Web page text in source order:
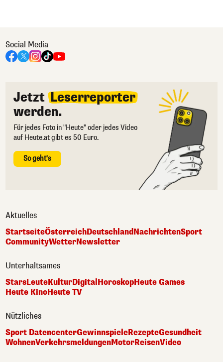
Social Media
Jetzt Leserreporter
werden.
Für jedes Foto in "Heute" oder jedes Video
auf Heute.at gibt es 50 Euro.
So geht's
Aktuelles
StartseiteÖsterreichDeutschlandNachrichtenSport
CommunityWetterNewsletter
Unterhaltsames
StarsLeuteKulturDigitalHoroskopHeute Games
Heute KinoHeute TV
Nützliches
Sport DatencenterGewinnspieleRezepteGesundheit
WohnenVerkehrsmeldungenMotorReisenVideo